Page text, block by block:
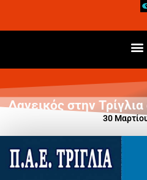
Δανεικός στην
30